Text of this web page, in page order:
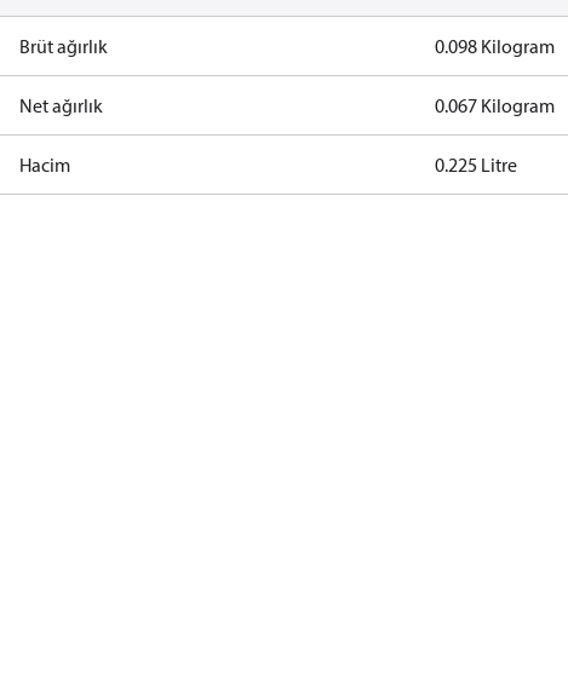
Brüt ağırlık 0.098 Kilogram
Net ağırlık 0.067 Kilogram
Hacim 0.225 Litre